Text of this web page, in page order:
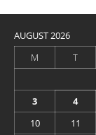
AUGUST 2026
M
T
3
4
10
11